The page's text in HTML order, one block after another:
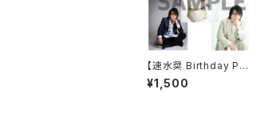
【速水奨 Birthday Par
ty 2022】ブロマイドB
セット
¥1,500